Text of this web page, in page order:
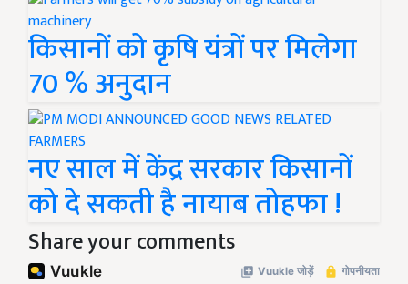
किसानों को कृषि यंत्रों पर मिलेगा
70 % अनुदान
नए साल में केंद्र सरकार किसानों
को दे सकती है नायाब तोहफा !
Share your comments